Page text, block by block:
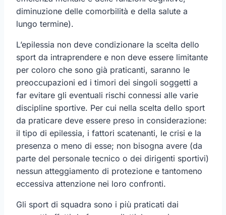
diminuzione delle comorbilità e della salute a
lungo termine).
L’epilessia non deve condizionare la scelta dello
sport da intraprendere e non deve essere limitante
per coloro che sono già praticanti, saranno le
preoccupazioni ed i timori dei singoli soggetti a
far evitare gli eventuali rischi connessi alle varie
discipline sportive. Per cui nella scelta dello sport
da praticare deve essere preso in considerazione:
il tipo di epilessia, i fattori scatenanti, le crisi e la
presenza o meno di esse; non bisogna avere (da
parte del personale tecnico o dei dirigenti sportivi)
nessun atteggiamento di protezione e tantomeno
eccessiva attenzione nei loro confronti.
Gli sport di squadra sono i più praticati dai